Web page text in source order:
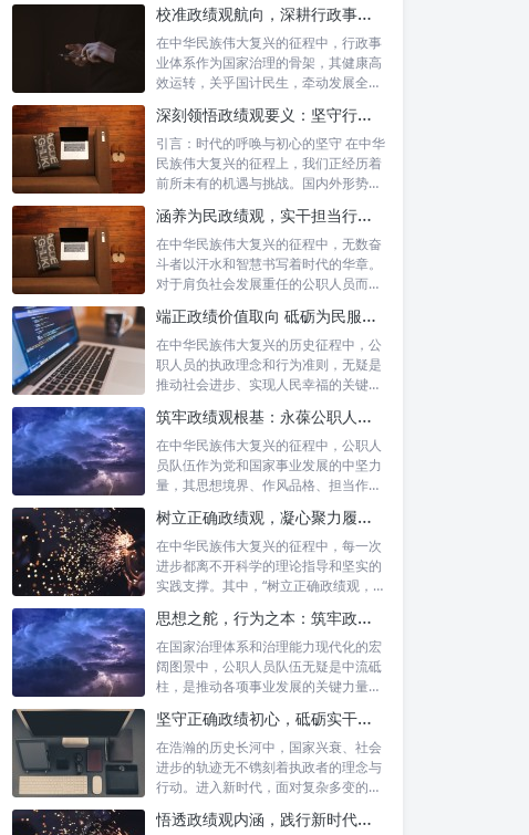
校准政绩观航向，深耕行政事业本职：新时代高质量发展的双重 imperative
在中华民族伟大复兴的征程中，行政事
业体系作为国家治理的骨架，其健康高
效运转，关乎国计民生，牵动发展全
深刻领悟政绩观要义：坚守行政事业初心，绘就为民服务新篇章
引言：时代的呼唤与初心的坚守 在中华
民族伟大复兴的征程上，我们正经历着
前所未有的机遇与挑战。国内外形势复
涵养为民政绩观，实干担当行稳致远：新时代公仆的价值坐标与实践航向
在中华民族伟大复兴的征程中，无数奋
斗者以汗水和智慧书写着时代的华章。
对于肩负社会发展重任的公职人员而
端正政绩价值取向 砥砺为民服务初心：新时代公仆的责任与担当
在中华民族伟大复兴的历史征程中，公
职人员的执政理念和行为准则，无疑是
推动社会进步、实现人民幸福的关键所
筑牢政绩观根基：永葆公职人员本色的时代考量与实践路径
在中华民族伟大复兴的征程中，公职人
员队伍作为党和国家事业发展的中坚力
量，其思想境界、作风品格、担当作为
树立正确政绩观，凝心聚力履职尽责：新时代下的治理智慧与实践路径
在中华民族伟大复兴的征程中，每一次
进步都离不开科学的理论指导和坚实的
实践支撑。其中，“树立正确政绩观，凝
思想之舵，行为之本：筑牢政绩观根基，永葆公职人员本色
在国家治理体系和治理能力现代化的宏
阔图景中，公职人员队伍无疑是中流砥
柱，是推动各项事业发展的关键力量。
坚守正确政绩初心，砥砺实干担当精神：新时代高质量发展的核心引擎
在浩瀚的历史长河中，国家兴衰、社会
进步的轨迹无不镌刻着执政者的理念与
行动。进入新时代，面对复杂多变的国
悟透政绩观内涵，践行新时代使命：书写高质量发展的时代答卷